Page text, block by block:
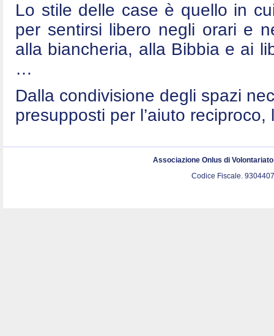
Lo stile delle case è quello in
per sentirsi libero negli orari e
alla biancheria, alla Bibbia e ai
…
Dalla condivisione degli spazi
presupposti per l’aiuto
Associazione Onlus di
Codice Fiscale.